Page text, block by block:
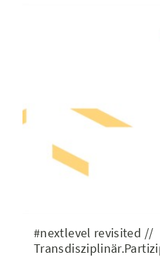
#nextlevel revisited //